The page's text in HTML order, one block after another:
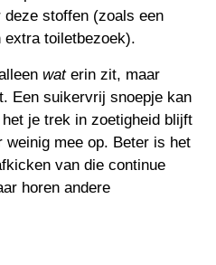
deze stoffen (zoals een
extra toiletbezoek).
waterin zit, maar
Een suikervrij snoepje kan
je trek in zoetigheid blijft
mee op. Beter is het
van die continue
horen andere